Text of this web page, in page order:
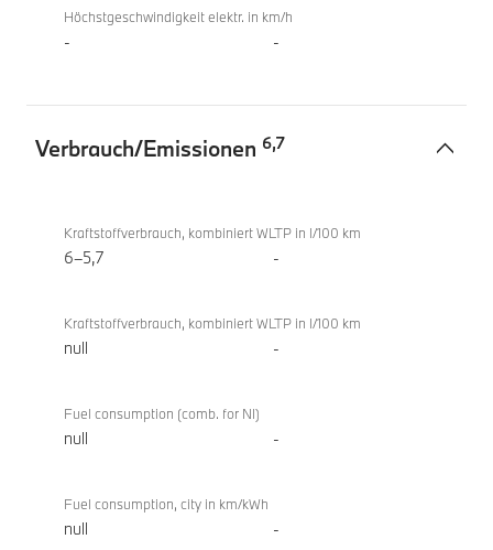
Höchstgeschwindigkeit elektr. in km/h
- -
Verbrauch/Emissionen 6,7
220i
Active
Kraftstoffverbrauch, kombiniert WLTP in l/100 km
6–5,7 -
Kraftstoffverbrauch, kombiniert WLTP in l/100 km
null -
Fuel consumption (comb. for NI)
null -
Fuel consumption, city in km/kWh
null -